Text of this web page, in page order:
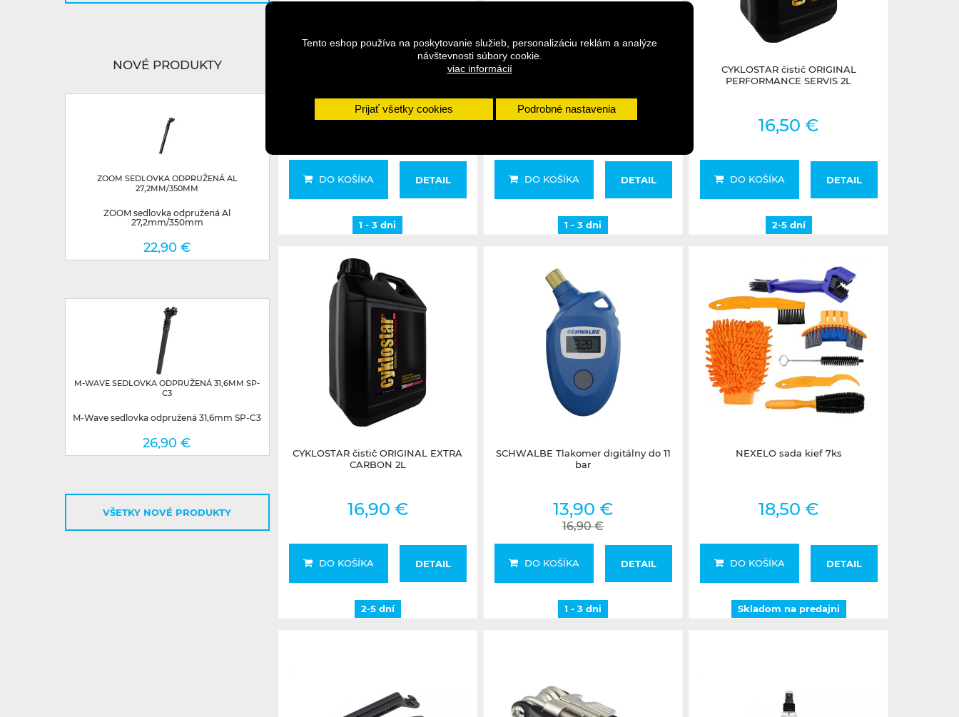
Tento eshop používa na poskytovanie služieb, personalizáciu reklám a analýze
návštevnosti súbory cookie.
viac informácií
Prijať všetky cookies Podrobné nastavenia
NOVÉ PRODUKTY
ZOOM SEDLOVKA ODPRUŽENÁ AL
27,2MM/350MM
ZOOM sedlovka odpružená Al
27,2mm/350mm
22,90 €
M-WAVE SEDLOVKA ODPRUŽENÁ 31,6MM SP-
C3
M-Wave sedlovka odpružená 31,6mm SP-C3
26,90 €
VŠETKY NOVÉ PRODUKTY
15,99 €
DO KOŠÍKA DETAIL
1 - 3 dni
14,99 €
DO KOŠÍKA DETAIL
1 - 3 dni
2-5 dní
CYKLOSTAR čistič ORIGINAL
PERFORMANCE SERVIS 2L
16,50 €
DO KOŠÍKA DETAIL
2-5 dní
2-5 dní
CYKLOSTAR čistič ORIGINAL EXTRA
CARBON 2L
16,90 €
DO KOŠÍKA DETAIL
2-5 dní
1 - 3 dni
SCHWALBE Tlakomer digitálny do 11
bar
13,90 €
16,90 €
DO KOŠÍKA DETAIL
1 - 3 dni
NEXELO sada kief 7ks
18,50 €
DO KOŠÍKA DETAIL
Skladom na predajni